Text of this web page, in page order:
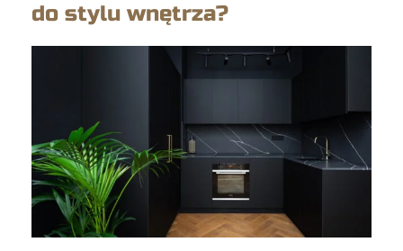
do stylu wnętrza?